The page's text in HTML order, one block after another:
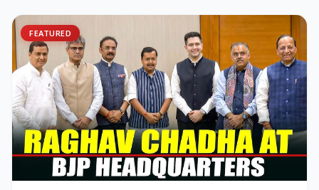
FEATURED